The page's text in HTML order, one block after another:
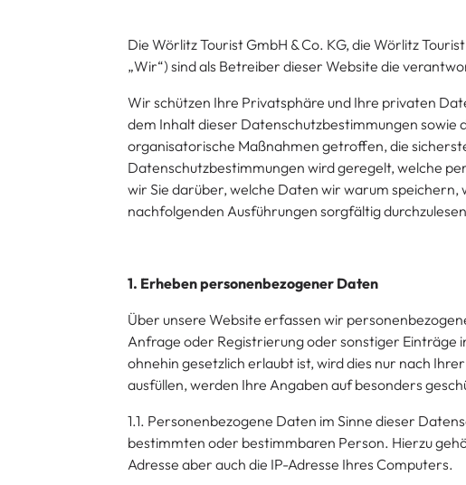
Die Wörlitz Tourist GmbH & Co. KG, die Wörlitz
„Wir“) sind als Betreiber dieser Website die
Wir schützen Ihre Privatsphäre und Ihre privaten
dem Inhalt dieser Datenschutzbestimmungen
organisatorische Maßnahmen getroffen, die
Datenschutzbestimmungen wird geregelt, welche
wir Sie darüber, welche Daten wir warum
nachfolgenden Ausführungen sorgfältig
1. Erheben personenbezogener Daten
Über unsere Website erfassen wir
Anfrage oder Registrierung oder sonstiger Einträge
ohnehin gesetzlich erlaubt ist, wird dies nur nach
ausfüllen, werden Ihre Angaben auf besonders
1.1. Personenbezogene Daten im Sinne dieser
bestimmten oder bestimmbaren Person. Hierzu
Adresse aber auch die IP-Adresse Ihres Computers.